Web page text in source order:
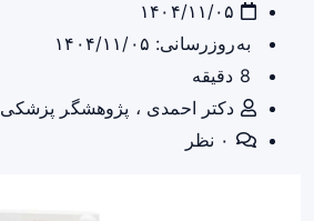
به‌روزرسانی: ۱۴۰۴/۱۱/۰۵
دکتر احمدی ، پژوهشگر پزشکی